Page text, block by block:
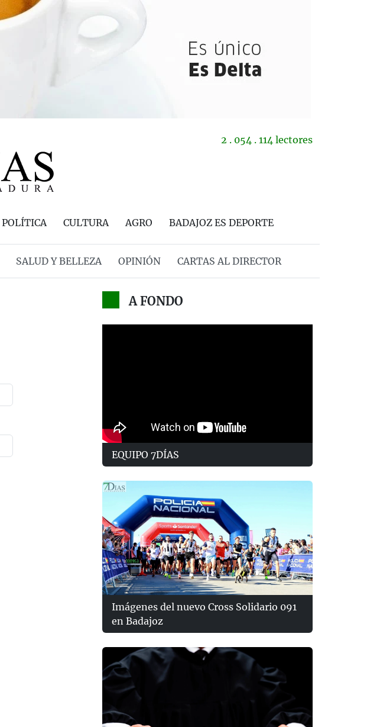
2 . 054 . 114 lectores
POLÍTICA CULTURA AGRO BADAJOZ ES DEPORTE
SALUD Y BELLEZA OPINIÓN CARTAS AL DIRECTOR
A FONDO
EQUIPO 7DÍAS
Imágenes del nuevo Cross Solidario 091
en Badajoz